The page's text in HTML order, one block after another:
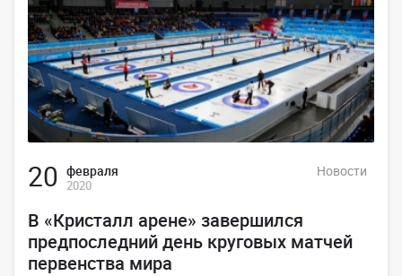
20 февраля
2020
Новости
В «Кристалл арене» завершился
предпоследний день круговых матчей
первенства мира